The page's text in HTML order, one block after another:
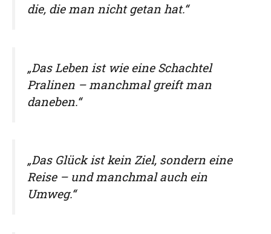
die, die man nicht getan hat.“
„Das Leben ist wie eine Schachtel
Pralinen – manchmal greift man
daneben.“
„Das Glück ist kein Ziel, sondern eine
Reise – und manchmal auch ein
Umweg.“